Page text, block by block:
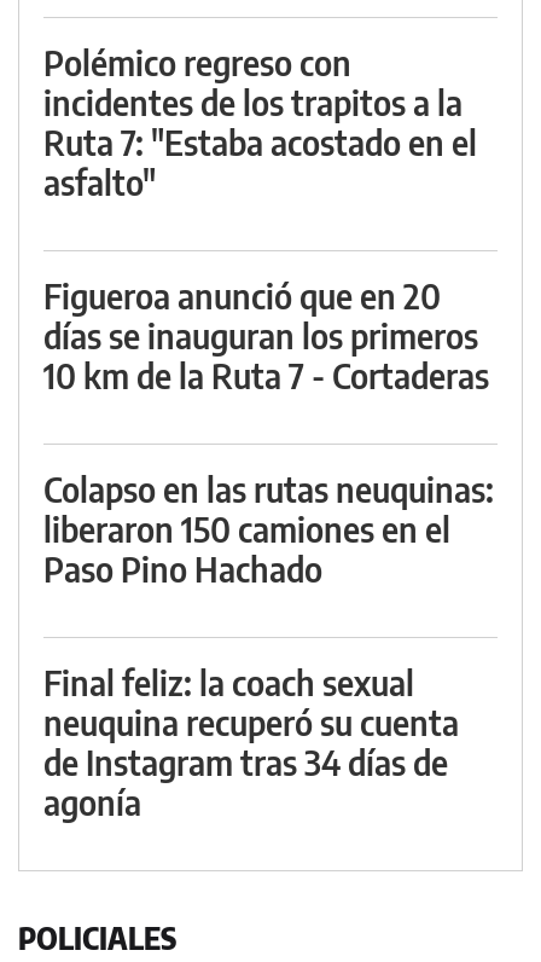
Polémico regreso con
incidentes de los trapitos a la
Ruta 7: "Estaba acostado en el
asfalto"
Figueroa anunció que en 20
días se inauguran los primeros
10 km de la Ruta 7 - Cortaderas
Colapso en las rutas neuquinas:
liberaron 150 camiones en el
Paso Pino Hachado
Final feliz: la coach sexual
neuquina recuperó su cuenta
de Instagram tras 34 días de
agonía
POLICIALES